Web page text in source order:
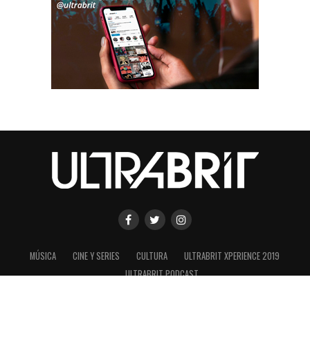
MÚSICA CINE Y SERIES CULTURA
ULTRABRIT XPERIENCE 2019
ULTRABRIT PODCAST